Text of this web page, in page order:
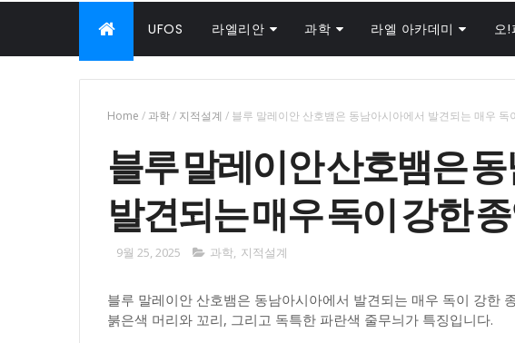
UFOS 라엘리안 과학 라엘 아카데미 오!
Home / 과학/ 지적설계 / 블루 말레이안 산호뱀은 동남아시아에서 발견되는 매우 독
블루 말레이안 산호뱀은
발견되는 매우 독이 강한
9월 25, 2025 과학, 지적설계
블루 말레이안 산호뱀은 동남아시아에서 발견되는 매우 독이 강한
붉은색 머리와 꼬리, 그리고 독특한 파란색 줄무늬가 특징입니다.